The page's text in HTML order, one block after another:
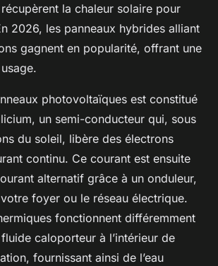
la chaleur solaire pour
2026, les panneaux hybrides alliant
gagnent en popularité, offrant une
photovoltaïques est constitué
un semi-conducteur qui, sous
du soleil, libère des électrons
continu. Ce courant est ensuite
alternatif grâce à un onduleur,
foyer ou le réseau électrique.
fonctionnent différemment
caloporteur à l’intérieur de
fournissant ainsi de l’eau